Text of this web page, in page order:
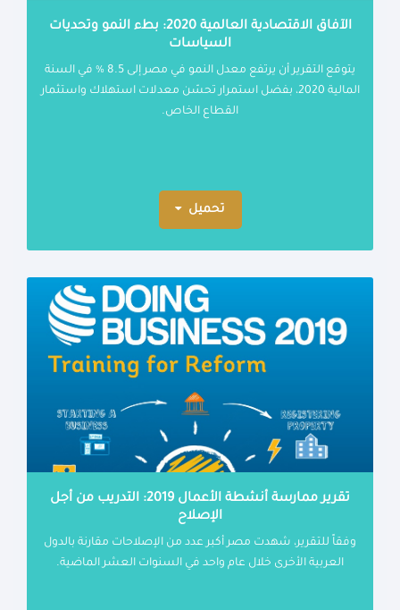
الآفاق الاقتصادية العالمية 2020: بطء النمو وتحديات
السياسات
يتوقع التقرير أن يرتفع معدل النمو في مصر إلى 8.5 % في السنة
المالية 2020، بفضل استمرار تحسّن معدلات استهلاك واستثمار
القطاع الخاص.
تحميل
تقرير ممارسة أنشطة الأعمال 2019: التدريب من أجل
الإصلاح
وفقاً للتقرير، شهدت مصر أكبر عدد من الإصلاحات مقارنة بالدول
العربية الأخرى خلال عام واحد في السنوات العشر الماضية.